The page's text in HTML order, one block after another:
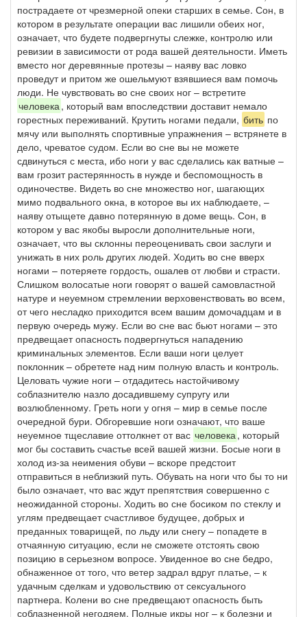
пострадаете от чрезмерной опеки старших в семье. Сон, в
котором в результате операции вас лишили обеих ног,
означает, что будете подвергнуты слежке, контролю или
ревизии в зависимости от рода вашей деятельности. Иметь
вместо ног деревянные протезы – наяву вас ловко
проведут и притом же ошельмуют взявшиеся вам помочь
люди. Не чувствовать во сне своих ног – встретите
человека, который вам впоследствии доставит немало
горестных переживаний. Крутить ногами педали, бить по
мячу или выполнять спортивные упражнения – встрянете в
дело, чреватое судом. Если во сне вы не можете
сдвинуться с места, ибо ноги у вас сделались как ватные –
вам грозит растерянность в нужде и беспомощность в
одиночестве. Видеть во сне множество ног, шагающих
мимо подвального окна, в которое вы их наблюдаете, –
наяву отыщете давно потерянную в доме вещь. Сон, в
котором у вас якобы выросли дополнительные ноги,
означает, что вы склонны переоценивать свои заслуги и
унижать в них роль других людей. Ходить во сне вверх
ногами – потеряете гордость, ошалев от любви и страсти.
Слишком волосатые ноги говорят о вашей самовластной
натуре и неуемном стремлении верховенствовать во всем,
от чего несладко приходится всем вашим домочадцам и в
первую очередь мужу. Если во сне вас бьют ногами – это
предвещает опасность подвергнуться нападению
криминальных элементов. Если ваши ноги целует
поклонник – обретете над ним полную власть и контроль.
Целовать чужие ноги – отдадитесь настойчивому
соблазнителю назло досадившему супругу или
возлюбленному. Греть ноги у огня – мир в семье после
очередной бури. Обгоревшие ноги означают, что ваше
неуемное тщеславие оттолкнет от вас человека, который
мог бы составить счастье всей вашей жизни. Босые ноги в
холод из-за неимения обуви – вскоре предстоит
отправиться в неблизкий путь. Обувать на ноги что бы то ни
было означает, что вас ждут препятствия совершенно с
неожиданной стороны. Ходить во сне босиком по стеклу и
углям предвещает счастливое будущее, добрых и
преданных товарищей, по льду или снегу – попадете в
отчаянную ситуацию, если не сможете отстоять свою
позицию в серьезном вопросе. Увиденное во сне бедро,
обнаженное от того, что ветер задрал вдруг платье, – к
удачным сделкам и удовольствию от сексуального
партнера. Колени во сне предвещают опасность быть
соблазненной негодяем. Полные икры ног – к болезни и